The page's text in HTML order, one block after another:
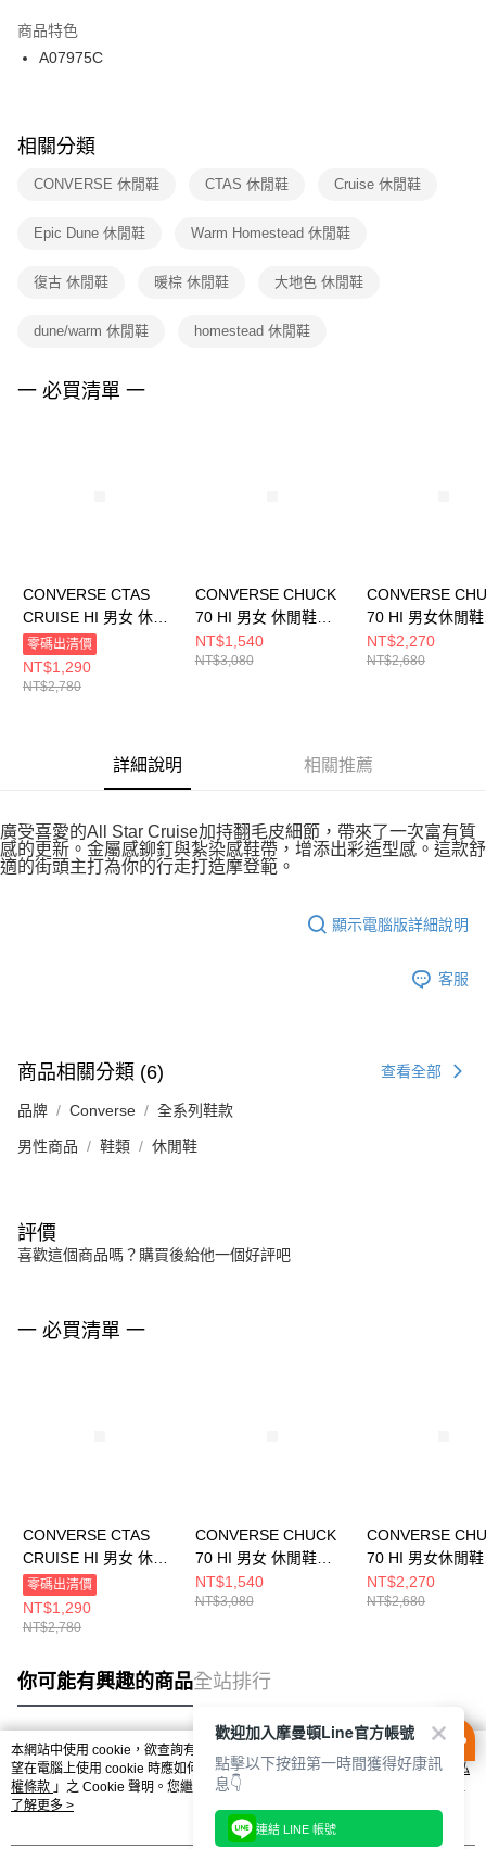
２．訂單成立數日內，您將收到繳費通知簡訊。
３．收到繳費通知簡訊後14天內，點擊此簡訊中的連結，可透過四大超商／
ATM／網路銀行／等多元方式進行付款，方視為交易完成。
※ 交易是否成功請以「AFTEE先享後付 」之結帳頁面顯示為準，若有關於
是否繳費成功／繳費後需取消欲退款等相關疑問，請聯繫「AFTEE先享後付
客戶支援中心」 https://netprotections.freshdesk.com/support/home
１．透過由恩沛科技股份有限公司提供之「AFTEE先享後付」服務完成之交
權轉讓予恩沛科技股份有限公司。
３．未成年的使用者請事先徵得法定代理人或監護人之同意方可使用
４．使用「AFTEE先享後付」時，將依據個別帳號之用戶狀況，依本公司即
付款後門市自取
每筆NT$100，滿NT$1,500(含以上)免運費
商品特色
A07975C
相關分類
CONVERSE 休閒鞋 CTAS 休閒鞋 Cruise 休閒鞋
Epic Dune 休閒鞋 Warm Homestead 休閒鞋
復古 休閒鞋 暖棕 休閒鞋 大地色 休閒鞋
dune/warm 休閒鞋 homestead 休閒鞋
一 必買清單 一
CONVERSE CTAS
CRUISE HI 男女 休閒
鞋 A06143C
零碼出清價
NT$1,290
NT$2,780
CONVERSE CHUCK
70 HI 男女 休閒鞋
A07201C
NT$1,540
NT$3,080
CONVERSE
70 HI 男女休閒鞋
162053C
NT$2,270
NT$2,680
詳細說明 相關推薦
廣受喜愛的All Star Cruise加持翻毛皮細節，帶來了一次富有質
感的更新。金屬感鉚釘與紮染感鞋帶，增添出彩造型感。這款舒
適的街頭主打為你的行走打造摩登範。
顯示電腦版詳細說明
客服
商品相關分類 (6) 查看全部
品牌 Converse 全系列鞋款
男性商品 鞋類 休閒鞋
評價
喜歡這個商品嗎？購買後給他一個好評吧
一 必買清單 一
CONVERSE CTAS
CRUISE HI 男女 休閒
鞋 A06143C
零碼出清價
NT$1,290
NT$2,780
CONVERSE CHUCK
70 HI 男女 休閒鞋
A07201C
NT$1,540
NT$3,080
CONVERSE
70 HI 男女休閒鞋
162053C
NT$2,270
NT$2,680
你可能有興趣的商品全站排行
熱門標籤
本網站中使用 cookie，欲查詢有關本網站使用 cookie 方式之詳情，及若您不希
望在電腦上使用 cookie 時應如何變更電腦的 cookie 設定，請參閱本網站「
隱私
權條款 」之 Cookie 聲明。您繼續使用本網站即表示您同意本公司得按本網站使
用條款之 Cookie 聲明使用 cookie。
了解更多 >
歡迎加入摩曼頓Line官方帳號
點擊以下按鈕第一時間獲得好康訊
息👇
連結 LINE 帳號